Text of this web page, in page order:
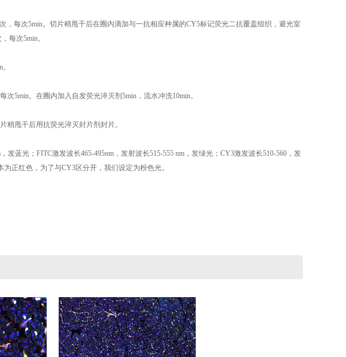
，每次5min。切片稍甩干后在圈内滴加与一抗相应种属的CY5标记荧光二抗覆盖组织，避光室
每次5min。
5min。在圈内加入自发荧光淬灭剂5min，流水冲洗10min。
稍甩干后用抗荧光淬灭封片剂封片。
蓝光；FITC激发波长465-495nm，发射波长515-555 nm，发绿光；CY3激发波长510-560，发
为正红色，为了与CY3区分开，我们设定为粉色光。